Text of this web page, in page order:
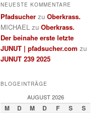
NEUESTE KOMMENTARE
Pfadsucher zu Oberkrass.
MICHAEL zu Oberkrass.
Der beinahe erste letzte
JUNUT | pfadsucher.com zu
JUNUT 239 2025
BLOGEINTRÄGE
AUGUST 2026
M D M D F S S